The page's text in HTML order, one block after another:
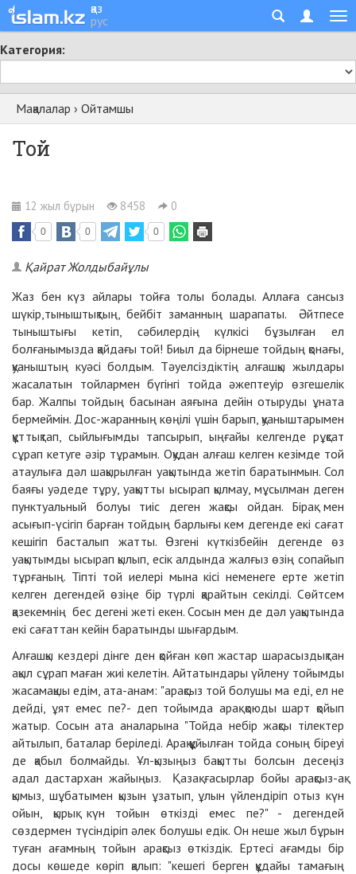
қаз
рус
Категория:
Мақалалар › Ойтамшы
Той
12 жыл бұрын 8458 0
0 0 0
Қайрат Жолдыбайұлы
Жаз бен күз айлары тойға толы болады. Аллаға сансыз
шүкір,тыныштықтың, бейбіт заманның шарапаты. Әйтпесе
тыныштығы кетіп, сәбилердің күлкісі бұзылған ел
болғанымызда қайдағы той! Биыл да бірнеше тойдың қонағы,
қуаныштың куәсі болдым. Тәуелсіздіктің алғашқы жылдары
жасалатын тойлармен бүгінгі тойда әжептеуір өзгешелік
бар. Жалпы тойдың басынан аяғына дейін отыруды ұната
бермеймін. Дос-жаранның көңілі үшін барып, қуаныштарымен
құттықтап, сыйлығымды тапсырып, ыңғайы келгенде рұқсат
сұрап кетуге әзір тұрамын. Оқудан алғаш келген кезімде той
атаулыға дәл шақырылған уақытында жетіп баратынмын. Сол
баяғы уәдеде тұру, уақытты ысырап қылмау, мұсылман деген
пунктуальный болуы тиіс деген жақсы ойдан. Бірақ мен
асығып-үсігіп барған тойдың барлығы кем дегенде екі сағат
кешігіп басталып жатты. Өзгені күткізбейін дегенде өз
уақытымды ысырап қылып, есік алдында жалғыз өзің сопайып
тұрғаның. Тіпті той иелері мына кісі неменеге ерте жетіп
келген дегендей өзіңе бір түрлі қарайтын секілді. Сөйтсем
қазекемнің бес дегені жеті екен. Сосын мен де дәл уақытында
екі сағаттан кейін баратынды шығардым.
Алғашқы кездері дінге ден қойған көп жастар шарасыздықтан
ақыл сұрап маған жиі келетін. Айтатындары үйлену тойымды
жасамақшы едім, ата-анам: "арақсыз той болушы ма еді, ел не
дейді, ұят емес пе?- деп тойымда арақ қоюды шарт қойып
жатыр. Сосын ата аналарына "Тойда небір жақсы тілектер
айтылып, баталар беріледі. Арақ құйылған тойда соның біреуі
де қабыл болмайды. Ұл-қызыңыз бақытты болсын десеңіз
адал дастархан жайыңыз. Қазақ ғасырлар бойы арақсыз-ақ
қымыз, шұбатымен қызын ұзатып, ұлын үйлендіріп отыз күн
ойын, қырық күн тойын өткізді емес пе?" - дегендей
сөздермен түсіндіріп әлек болушы едік. Он неше жыл бұрын
туған ағамның тойын арақсыз өткіздік. Ертесі ағамды бір
досы көшеде көріп қалып: "кешегі берген құдайы тамағың